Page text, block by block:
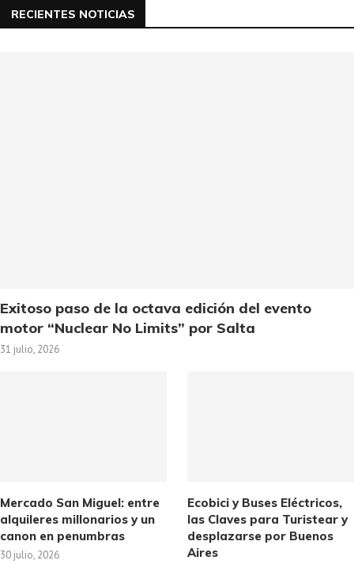
RECIENTES NOTICIAS
Exitoso paso de la octava edición del evento
motor “Nuclear No Limits” por Salta
31 julio, 2026
Mercado San Miguel: entre
alquileres millonarios y un
canon en penumbras
30 julio, 2026
Ecobici y Buses Eléctricos,
las Claves para Turistear y
desplazarse por Buenos
Aires